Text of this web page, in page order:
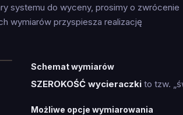
systemu do wyceny, prosimy o zwrócenie
wymiarów przyspiesza realizację
Schemat wymiarów
SZEROKOŚĆ wycieraczki to tzw.
Możliwe opcje wymiarowania